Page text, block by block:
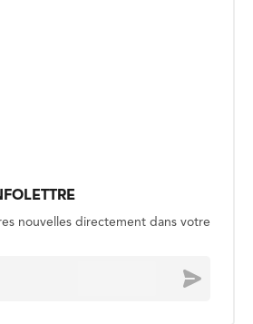
l’inspiration artistique au